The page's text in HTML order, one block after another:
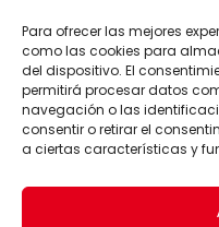
Para ofrecer las mejores
como las cookies para
del dispositivo. El
permitirá procesar datos
navegación o las
consentir o retirar el
a ciertas características y